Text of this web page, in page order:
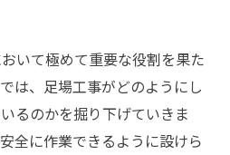
いて極めて重要な役割を果た
は、足場工事がどのようにし
るのかを掘り下げていきま
全に作業できるように設けら